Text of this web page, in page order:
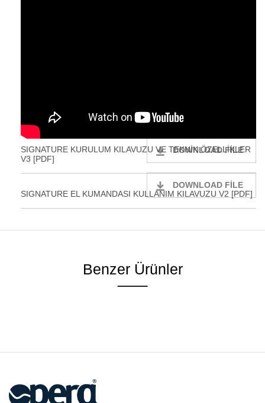
SIGNATURE KURULUM KILAVUZU VE TEKNİK ÖZELLİKLER
V3 [PDF]
DOWNLOAD FILE
SIGNATURE EL KUMANDASI KULLANIM KILAVUZU V2 [PDF]
DOWNLOAD FILE
Benzer Ürünler